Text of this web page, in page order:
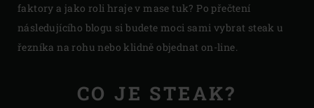
faktory a jako roli hraje v mase tuk? Po přečtení
následujícího blogu si budete moci sami vybrat steak u
řezníka na rohu nebo klidně objednat on-line.
CO JE STEAK?